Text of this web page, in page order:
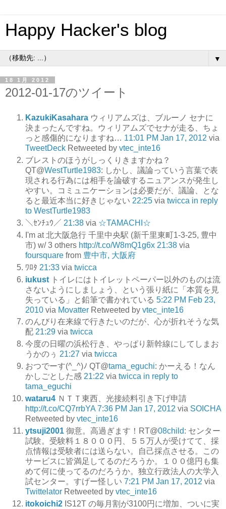
Happy Hacker's blog
▼
18 1月 2012
2012-01-17のツイート
KazukiKasahara ウィリアムズは、ブルーノ セナに
決まったんですね。ウィリアムズでセナが走る、ちょ
っと感傷的になりますね… 11:01 PM Jan 17, 2012 via
TweetDeck Retweeted by vtec_inte16
ブレストのほうがしっくりきますかね？
QT@WestTurtle1983: しかし、議論っていう言葉で表
現される行為には相手を論破するニュアンスが発生し
やすい。コミュニケーションは必要だが、議論、とな
ると最近本当に好きじゃない 22:25 via twicca in reply
to WestTurtle1983
＼ｾﾝﾁｭｳ／ 21:38 via ☆TAMACHI☆
I'm at 北大阪急行 千里中央駅 (新千里東町1-3-25, 豊中
市) w/ 3 others http://t.co/W8mQ1g6x 21:38 via
foursquare from 豊中市, 大阪府
ﾜﾛﾀ 21:33 via twicca
iukust トイレにはトイレットペーパー以外のものは流
さないようにしましょう、という張り紙に「本質を見
失っている」と鉛筆で書かれている 5:22 PM Feb 23,
2010 via Movatter Retweeted by vtec_inte16
のんびり在来線で行きたいのだが、心が折れそうな気
配 21:29 via twicca
今度の日曜の浜松行き、やっぱり新幹線にしてしまお
うかのぅ 21:27 via twicca
おつでーす(^_^)ﾉ QT@tama_eguchi: かーえる！なん
かしごとした感 21:22 via twicca in reply to
tama_eguchi
wataru4 ＮＴＴ東西、光接続料引き下げ申請
http://t.co/CQ7rrbYA 7:36 PM Jan 17, 2012 via SOICHA
Retweeted by vtec_inte16
ytsuji2001 御意。高過ぎます！RT@08child: センター
試験。受験料１８０００円、５５万人が受けてて、採
点情報は受験者には送らない。自己採点させる。この
サービスに皆満足してるのだろうか。１００億円も集
めて何に使ってるのだろうか。独立行政法人の大学入
試センター。すげー怪しい 7:21 PM Jan 17, 2012 via
Twittelator Retweeted by vtec_inte16
itokoichi2 IS12T の毎月割が3100円に増加、ついに実